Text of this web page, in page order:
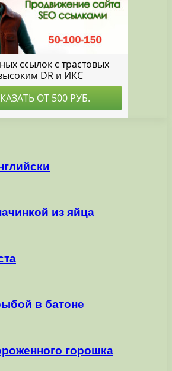
из яйца
в батоне
горошка